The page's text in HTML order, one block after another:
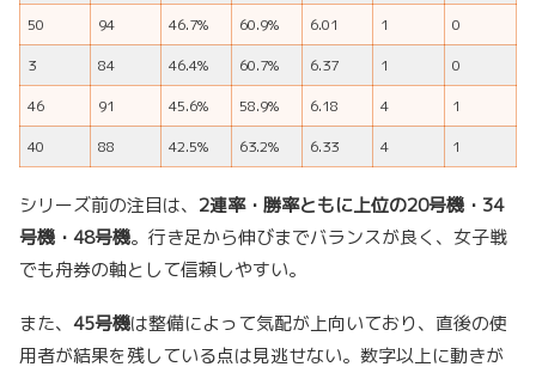
50
94 46.7% 60.9% 6.01 1
0
3
84 46.4% 60.7% 6.37 1
0
46
91 45.6% 58.9% 6.18 4
1
40
88 42.5% 63.2% 6.33 4 1
シリーズ前の注目は、 2連率・勝率ともに上位の20号機・34
号機・48号機。行き足から伸びまでバランスが良く、女子戦
でも舟券の軸として信頼しやすい。
また、 45号機は整備によって気配が上向いており、直後の使
用者が結果を残している点は見逃せない。数字以上に動きが